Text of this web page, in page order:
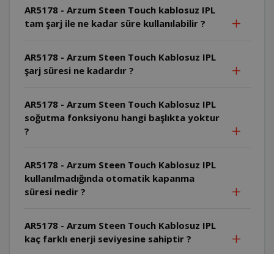
AR5178 - Arzum Steen Touch kablosuz IPL
tam şarj ile ne kadar süre kullanılabilir ?
AR5178 - Arzum Steen Touch Kablosuz IPL
şarj süresi ne kadardır ?
AR5178 - Arzum Steen Touch Kablosuz IPL
soğutma fonksiyonu hangi başlıkta yoktur
?
AR5178 - Arzum Steen Touch Kablosuz IPL
kullanılmadığında otomatik kapanma
süresi nedir ?
AR5178 - Arzum Steen Touch Kablosuz IPL
kaç farklı enerji seviyesine sahiptir ?